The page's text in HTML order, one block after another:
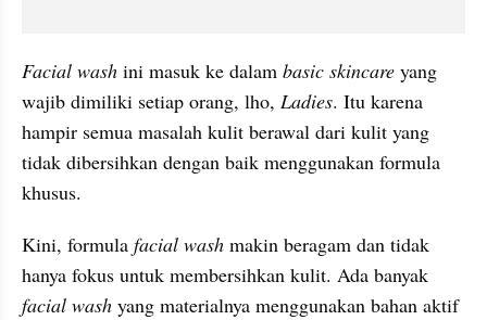
Facial wash ini masuk ke dalam basic skincare yang
wajib dimiliki setiap orang, lho, Ladies. Itu karena
hampir semua masalah kulit berawal dari kulit yang
tidak dibersihkan dengan baik menggunakan formula
khusus.
Kini, formula facial wash makin beragam dan tidak
hanya fokus untuk membersihkan kulit. Ada banyak
facial wash yang materialnya menggunakan bahan aktif